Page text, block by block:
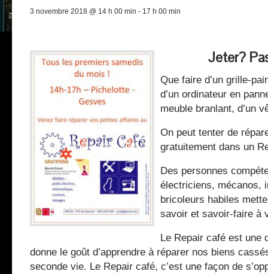
3 novembre 2018 @ 14 h 00 min - 17 h 00 min
Jeter?
Que faire d’un grille-
d’un ordinateur en
meuble branlant, d’un
On peut tenter de
gratuitement dans un
Des personnes
électriciens,
bricoleurs habiles
savoir et savoir-faire à
Le Repair café est une
donne le goût d’apprendre à réparer nos biens
seconde vie. Le Repair café, c’est une façon de